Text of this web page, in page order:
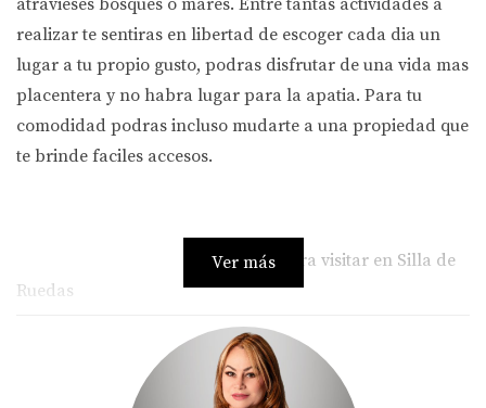
atravieses bosques o mares. Entre tantas actividades a
realizar te sentiras en libertad de escoger cada dia un
lugar a tu propio gusto, podras disfrutar de una vida mas
placentera y no habra lugar para la apatia. Para tu
comodidad podras incluso mudarte a una propiedad que
te brinde faciles accesos.
Lugares para visitar en Silla de
Ruedas
Ver más